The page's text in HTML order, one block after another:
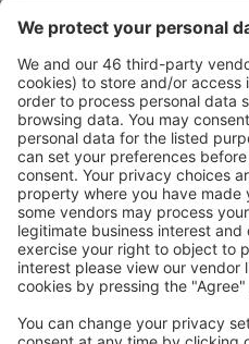
Schnell und einfach
Angebot an Ihre
Sicher planen
Buchen ohne Sorgen
Stornierungsoption.
Mehr sparen
Attraktive Preise und
Benutzer.